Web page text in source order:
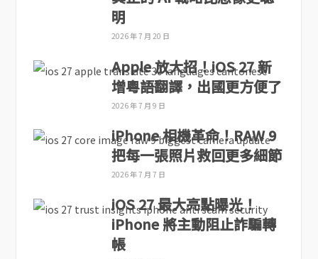
明
2026 年 7 月 20 日
Apple 放大招！iOS 27 新
增粵語翻譯，出國更方便了
2026 年 7 月 9 日
iPhone 相機革命！RAW 9
把每一張照片救回更多細節
2026 年 7 月 7 日
iOS 27 最大亮點曝光！
iPhone 將主動阻止詐騙轉
帳